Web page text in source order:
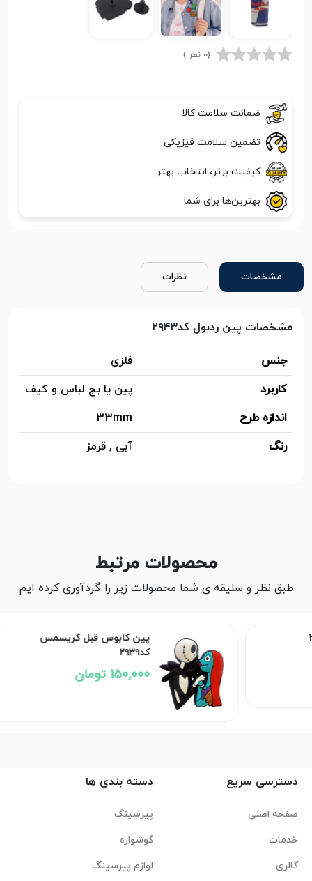
(0 نظر )
ضمانت سلامت کالا
تضمین سلامت فیزیکی
کیفیت برتر، انتخاب بهتر
بهترین‌ها برای شما
مشخصات نظرات
مشخصات پین ردبول کد۲۹۴۳
جنس
فلزی
کاربرد
پین یا بج لباس و کیف
اندازه طرح
33mm
رنگ
آبی , قرمز
محصولات مرتبط
طبق نظر و سلیقه ی شما محصولات زیر را گردآوری کرده ایم
پین کابوس قبل کریسمس
کد۲۹۳۹
150,000 تومان
دسترسی سریع
صفحه اصلی
خدمات
گالری
دسته بندی ها
پیرسینگ
گوشواره
لوازم پیرسینگ